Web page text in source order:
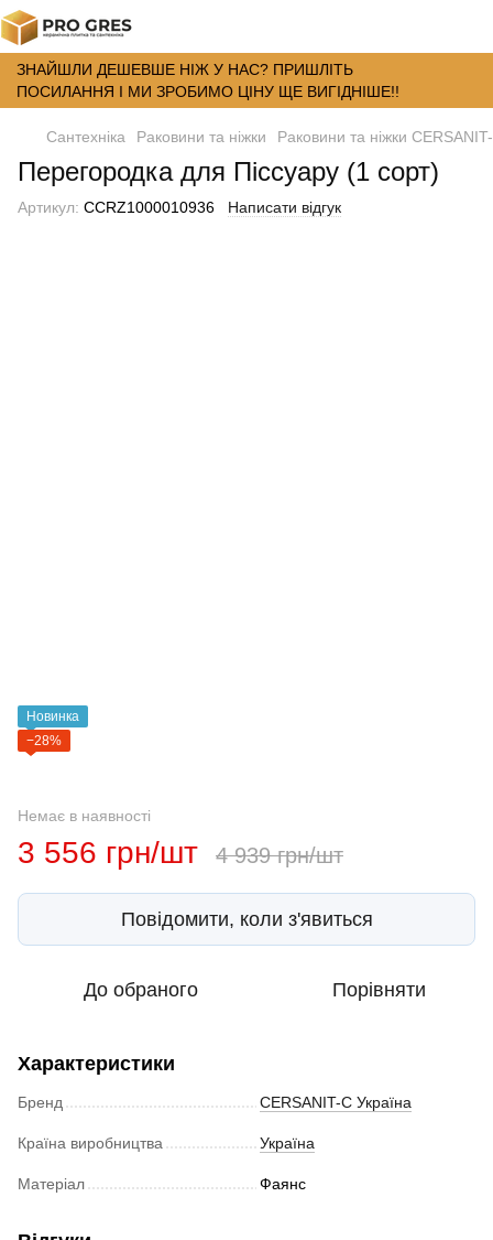
ЗНАЙШЛИ ДЕШЕВШЕ НІЖ У НАС? ПРИШЛІТЬ
ПОСИЛАННЯ І МИ ЗРОБИМО ЦІНУ ЩЕ ВИГІДНІШЕ!!
Сантехніка Раковини та ніжки Раковини та ніжки
Перегородка для Піссуару (1 сорт)
Артикул: CCRZ1000010936 Написати відгук
Новинка
−28%
Немає в наявності
3 556 грн/шт 4 939 грн/шт
Повідомити, коли з'явиться
До обраного Порівняти
Характеристики
Бренд CERSANIT-С Україна
Країна виробництва Україна
Матеріал Фаянс